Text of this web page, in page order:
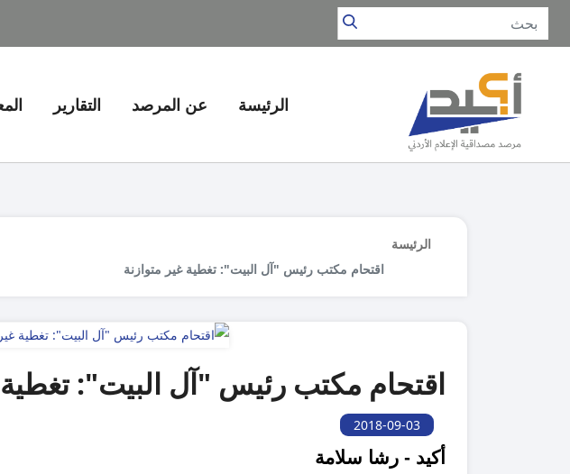
الرئيسة عن المرصد التقارير
الرئيسة
اقتحام مكتب رئيس "آل البيت": تغطية غير متوازنة
اقتحام مكتب رئيس "آل البيت": تغطية
2018-09-03
أكيد - رشا سلامة